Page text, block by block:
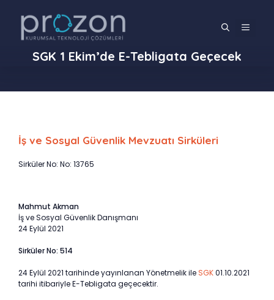
MENÜ
SGK 1 Ekim’de E-Tebligata Geçecek
İş ve Sosyal Güvenlik Mevzuatı Sirküleri
Sirküler No: No: 13765
Mahmut Akman
İş ve Sosyal Güvenlik Danışmanı
24 Eylül 2021
Sirküler No: 514
24 Eylül 2021 tarihinde yayınlanan Yönetmelik ile SGK01.10.2021
tarihi itibariyle E-Tebligata geçecektir.